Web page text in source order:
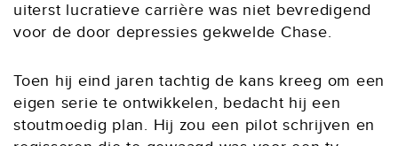
uiterst lucratieve carrière was niet bevredigend
voor de door depressies gekwelde Chase.
Toen hij eind jaren tachtig de kans kreeg om een
eigen serie te ontwikkelen, bedacht hij een
stoutmoedig plan. Hij zou een pilot schrijven en